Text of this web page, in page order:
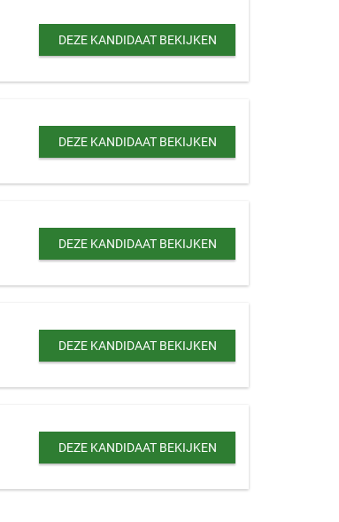
DEZE KANDIDAAT BEKIJKEN
DEZE KANDIDAAT BEKIJKEN
DEZE KANDIDAAT BEKIJKEN
DEZE KANDIDAAT BEKIJKEN
DEZE KANDIDAAT BEKIJKEN